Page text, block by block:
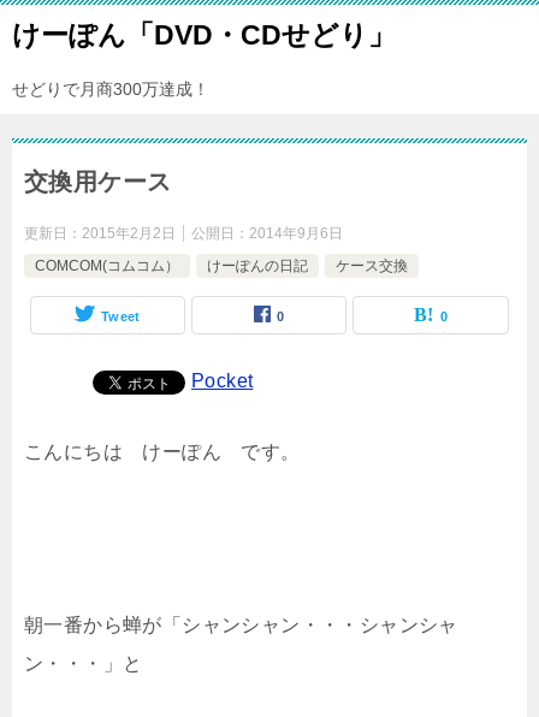
けーぽん「DVD・CDせどり」
せどりで月商300万達成！
交換用ケース
更新日： 2015年2月2日 公開日： 2014年9月6日
COMCOM(コムコム）
けーぽんの日記 ケース交換
Tweet 0 0
Pocket
こんにちは けーぽん です。
朝一番から蝉が「シャンシャン・・・シャンシャ
ン・・・」と